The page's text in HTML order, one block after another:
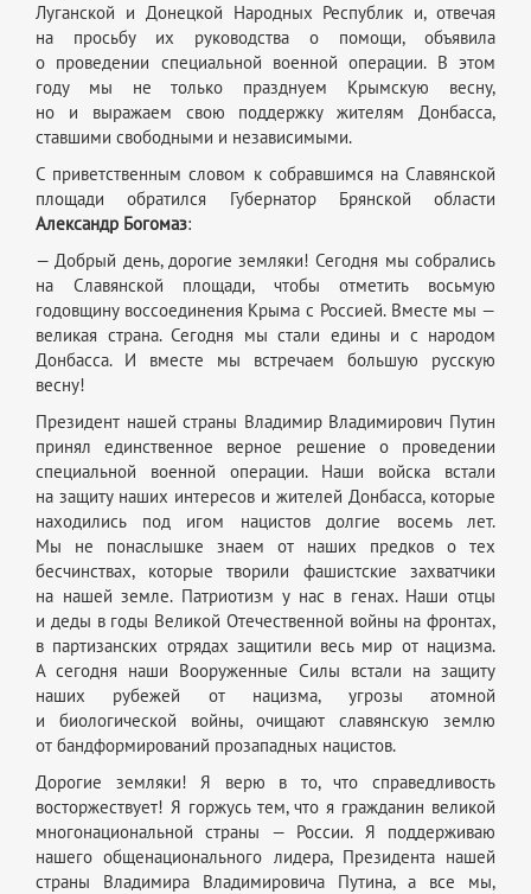
Луганской и Донецкой Народных Республик и, отвечая
на просьбу их руководства о помощи, объявила
о проведении специальной военной операции. В этом
году мы не только празднуем Крымскую весну,
но и выражаем свою поддержку жителям Донбасса,
ставшими свободными и независимыми.
С приветственным словом к собравшимся на Славянской
площади обратился Губернатор Брянской области
Александр Богомаз:
— Добрый день, дорогие земляки! Сегодня мы собрались
на Славянской площади, чтобы отметить восьмую
годовщину воссоединения Крыма с Россией. Вместе мы —
великая страна. Сегодня мы стали едины и с народом
Донбасса. И вместе мы встречаем большую русскую
весну!
Президент нашей страны Владимир Владимирович Путин
принял единственное верное решение о проведении
специальной военной операции. Наши войска встали
на защиту наших интересов и жителей Донбасса, которые
находились под игом нацистов долгие восемь лет.
Мы не понаслышке знаем от наших предков о тех
бесчинствах, которые творили фашистские захватчики
на нашей земле. Патриотизм у нас в генах. Наши отцы
и деды в годы Великой Отечественной войны на фронтах,
в партизанских отрядах защитили весь мир от нацизма.
А сегодня наши Вооруженные Силы встали на защиту
наших рубежей от нацизма, угрозы атомной
и биологической войны, очищают славянскую землю
от бандформирований прозападных нацистов.
Дорогие земляки! Я верю в то, что справедливость
восторжествует! Я горжусь тем, что я гражданин великой
многонациональной страны — России. Я поддерживаю
нашего общенационального лидера, Президента нашей
страны Владимира Владимировича Путина, а все мы,